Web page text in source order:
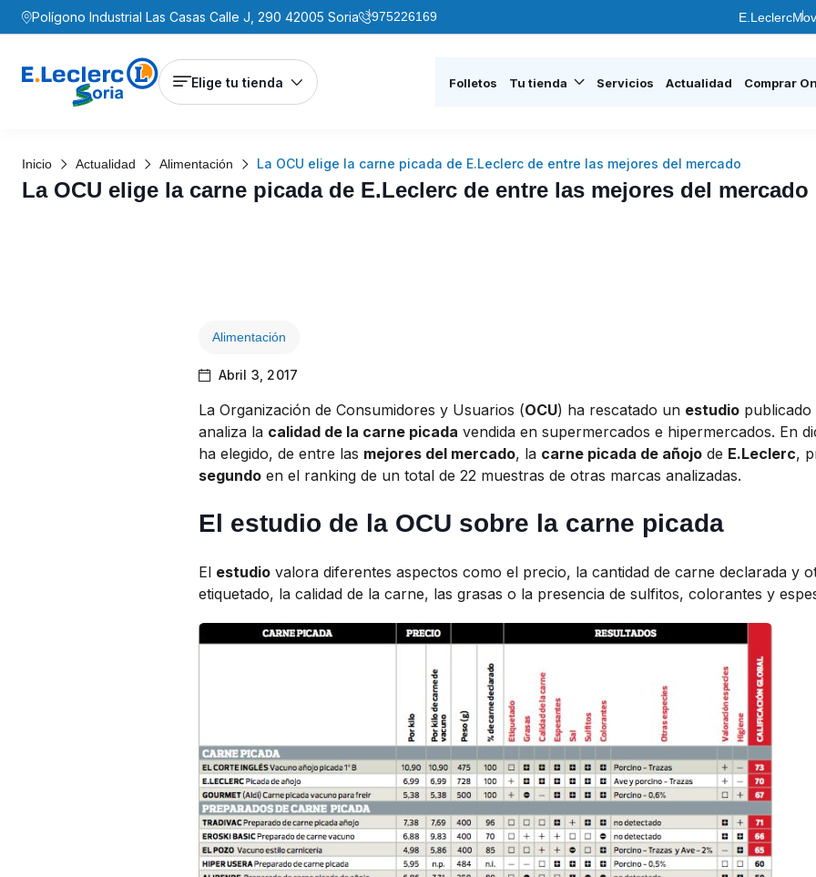
Polígono Industrial Las Casas Calle J, 290 42005 Soria 975226169 E.Leclerc
Elige tu tienda Folletos Tu tienda Servicios Actualidad Comprar
Inicio Actualidad Alimentación La OCU elige la carne picada de E.Leclerc de entre las mejores del mercado
La OCU elige la carne picada de E.Leclerc de entre las mejores del mercado
Alimentación
Abril 3, 2017
La Organización de Consumidores y Usuarios (OCU) ha rescatado un estudio publicado
analiza la calidad de la carne picada vendida en supermercados e hipermercados. En
ha elegido, de entre las mejores del mercado, la carne picada de añojo de E.Leclerc,
segundo en el ranking de un total de 22 muestras de otras marcas analizadas.
El estudio de la OCU sobre la carne picada
El estudio valora diferentes aspectos como el precio, la cantidad de carne declarada y
etiquetado, la calidad de la carne, las grasas o la presencia de sulfitos, colorantes y